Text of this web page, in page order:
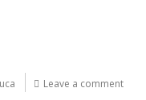
Leave a comment